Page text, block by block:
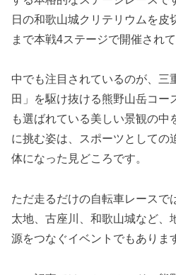
日の和歌山城クリテリウムを皮
まで本戦4ステージで開催されて
中でも注目されているのが、三
田」を駆け抜ける熊野山岳コー
も選ばれている美しい景観の中
に挑む姿は、スポーツとしての
体になった見どころです。
ただ走るだけの自転車レースで
太地、古座川、和歌山城など、
源をつなぐイベントでもありま